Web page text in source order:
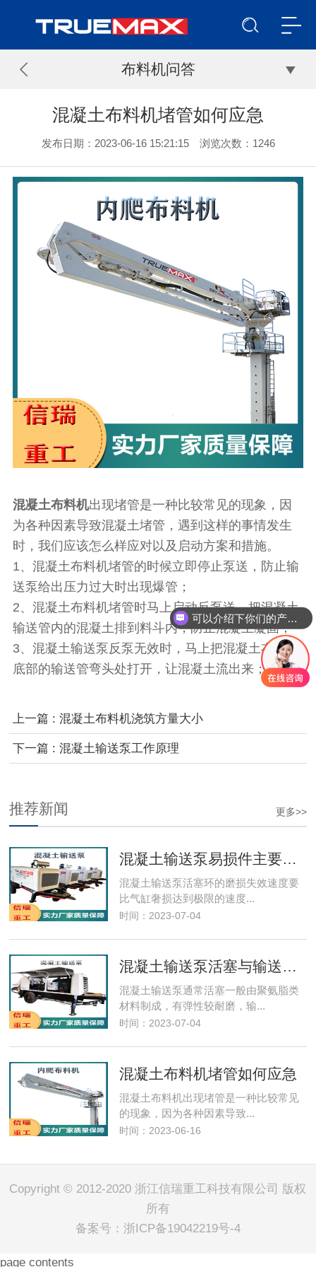
布料机问答
混凝土布料机堵管如何应急
发布日期：2023-06-16 15:21:15 浏览次数： 1246
混凝土布料机出现堵管是一种比较常见的现象，因
为各种因素导致混凝土堵管，遇到这样的事情发生
时，我们应该怎么样应对以及启动方案和措施。
1、混凝土布料机堵管的时候立即停止泵送，防止输
送泵给出压力过大时出现爆管；
2、混凝土布料机堵管时马上启动反泵送，把混凝土
输送管内的混凝土排到料斗内，防止混凝土凝固；
3、混凝土输送泵反泵无效时，马上把混凝土布料机
底部的输送管弯头处打开，让混凝土流出来；
上一篇 : 混凝土布料机浇筑方量大小
下一篇 : 混凝土输送泵工作原理
更多>>
推荐新闻
混凝土输送泵易损件主要事项
混凝土输送泵​活塞环的磨损失效速度要
比气缸奢损达到极限的速度...
时间：2023-07-04
混凝土输送泵活塞与输送缸的保养
混凝土输送泵通常活塞一般由聚氨脂类
材料制成，有弹性较耐磨，输...
时间：2023-07-04
混凝土布料机堵管如何应急
混凝土布料机​出现堵管是一种比较常见
的现象，因为各种因素导致...
时间：2023-06-16
Copyright © 2012-2020 浙江信瑞重工科技有限公司 版权
所有
备案号： 浙ICP备19042219号-4
page contents
可以介绍下你们的产品么